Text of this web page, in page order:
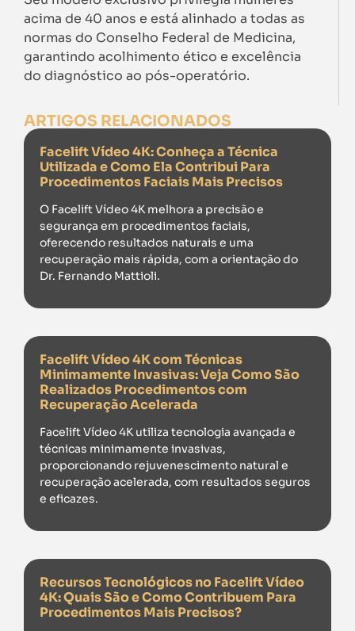
acima de 40 anos e está alinhado a todas as
normas do Conselho Federal de Medicina,
garantindo acolhimento ético e excelência
do diagnóstico ao pós-operatório.
ARTIGOS RELACIONADOS
Facelift Vídeo 4K: Conheça a Técnica
Utilizada e Como Ela Contribui Para
Procedimentos Faciais Mais Precisos
O Facelift Vídeo 4K melhora a precisão e
segurança em procedimentos faciais,
oferecendo resultados naturais e uma
recuperação mais rápida, com a orientação do
Dr. Fernando Mattioli.
Facelift Vídeo 4K com Técnicas
Minimamente Invasivas: Veja Como São
Realizados Procedimentos com
Recuperação Acelerada
Facelift Vídeo 4K utiliza tecnologia avançada e
técnicas minimamente invasivas,
proporcionando rejuvenescimento natural e
recuperação acelerada, com resultados seguros
e eficazes.
Recursos Tecnológicos no Facelift Vídeo
4K: Quais São e Como Contribuem Para
Procedimentos Mais Precisos?